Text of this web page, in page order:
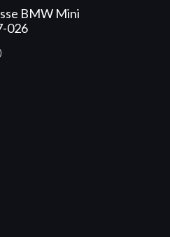
BMW Mini
026